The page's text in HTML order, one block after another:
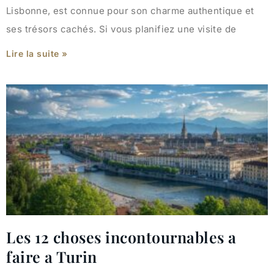
Lisbonne, est connue pour son charme authentique et
ses trésors cachés. Si vous planifiez une visite de
Lire la suite »
Les 12 choses incontournables a
faire a Turin